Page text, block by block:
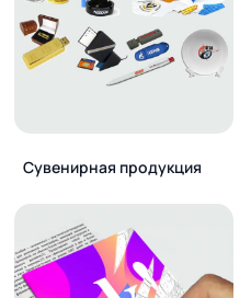
Сувенирная продукция